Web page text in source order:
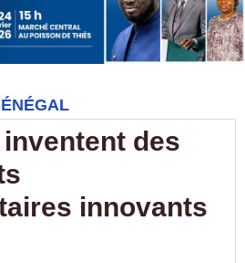
des
innovants